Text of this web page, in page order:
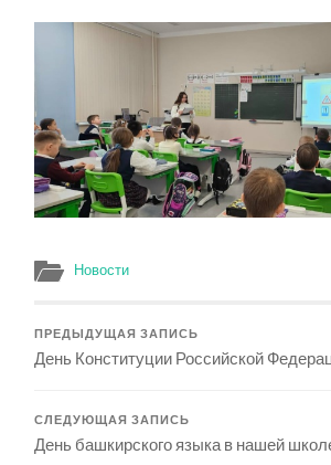
Новости
ПРЕДЫДУЩАЯ ЗАПИСЬ
День Конституции Российской
СЛЕДУЮЩАЯ ЗАПИСЬ
День башкирского языка в нашей